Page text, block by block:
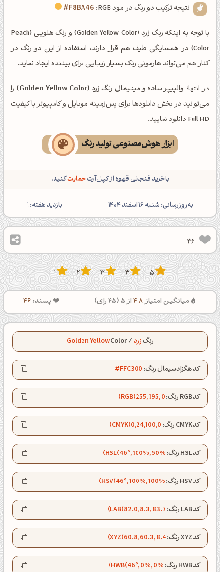
نتیجه ترکیب دو رنگ در مود RGB:
#F8BA46
با توجه به اینکه رنگ زرد (Golden Yellow Color) و رنگ هلویی (Peach
Color) در همسایگی طیف هم قرار دارند، استفاده از این دو رنگ در
کنار هم می‌تواند هارمونی رنگ بسیار زیبایی برای بیننده ایجاد نماید.
در انتها؛ والپیپر ساده و مینیمال رنگ زرد (Golden Yellow Color)
را
می‌توانید در بخش دانلودها برای پس‌زمینه موبایل و کامپیوتر با کیفیت
Full HD دانلود نمایید.
ابزار هوش‌مصنوعی تولید رنگ
با خرید فنجانی قهوه از کپل‌آرتحمایتکنید.
‌به‌روزرسانی: شنبه 16 اسفند 1404 بازدید هفته:1
46
5
4
3
2
1
میانگین امتیاز4.8از 5 ( 45رای) پسند: 46
رنگزرد/
Color
Golden Yellow
کد هگزادسیمال رنگ:#FFC300
کد RGB رنگ: RGB(255, 195, 0)
کد CMYK رنگ: CMYK(0,24,100,0)
کد HSL رنگ: HSL(46°, 100%, 50%)
کد HSV رنگ: HSV(46°, 100%, 100%)
کد LAB رنگ: LAB(82.0, 8.3, 83.7)
کد XYZ رنگ: XYZ(60.8, 60.3, 8.4)
کد HWB رنگ: HWB(46°, 0%, 0%)
صبحت بخیر❤️
کپل‌آرت رو دنبال کن!